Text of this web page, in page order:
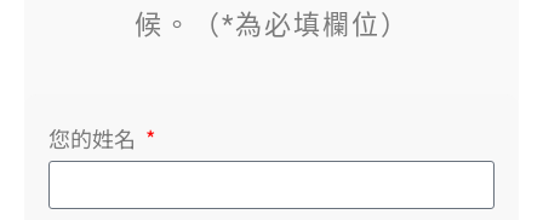
候。（*為必填欄位）
您的姓名